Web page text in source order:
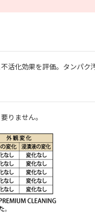
化効果を評価。タンパク
りません。